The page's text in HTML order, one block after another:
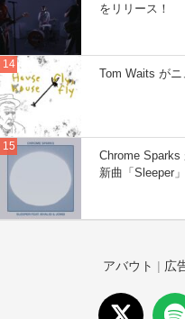
をリリース！
Tom Waits がニ
Chrome Sparks
新曲「Sleeper
アバウト | 広